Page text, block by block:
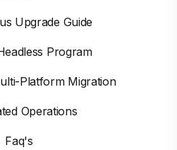
Upgrade Guide
Program
Platform Migration
Operations
Faq's